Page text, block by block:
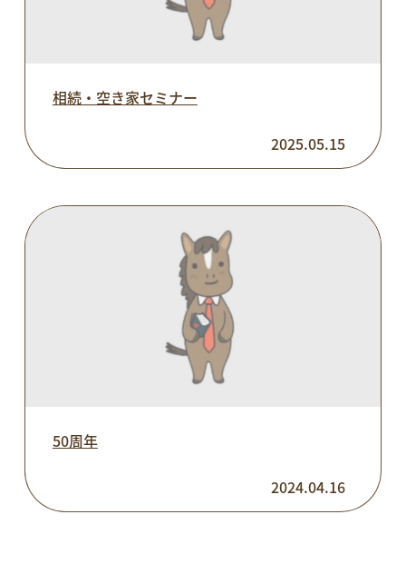
相続・空き家セミナー
2025.05.15
50周年
2024.04.16